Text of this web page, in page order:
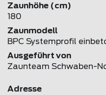
Zaunhöhe (cm)
180
Zaunmodell
BPC Systemprofil
Ausgeführt von
Zaunteam Schwaben-
Adresse